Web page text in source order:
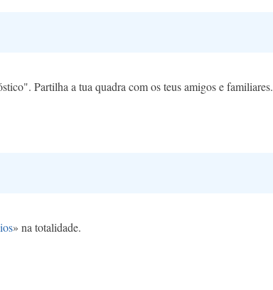
Partilha a tua quadra com os teus amigos e familiares.
» na totalidade.